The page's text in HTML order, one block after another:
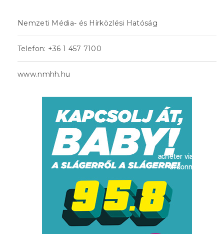
Nemzeti Média- és Hírközlési Hatóság
Telefon: +36 1 457 7100
www.nmhh.hu
acheter viagra sans
ordonnance